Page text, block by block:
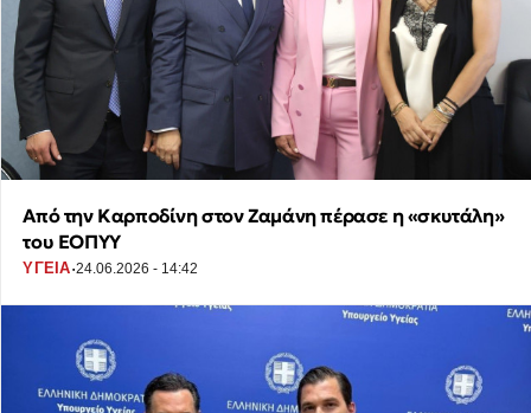
Από την Καρποδίνη στον Ζαμάνη πέρασε η «σκυτάλη»
του ΕΟΠΥΥ
ΥΓΕΙΑ·24.06.2026 - 14:42